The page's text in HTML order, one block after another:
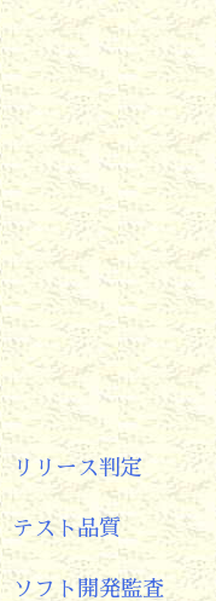
リリース判定
テスト品質
ソフト開発監査